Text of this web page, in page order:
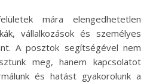
vállalkozások és személyes
A posztok segítségével nem
meg, hanem kapcsolatot
és hatást gyakorolunk a